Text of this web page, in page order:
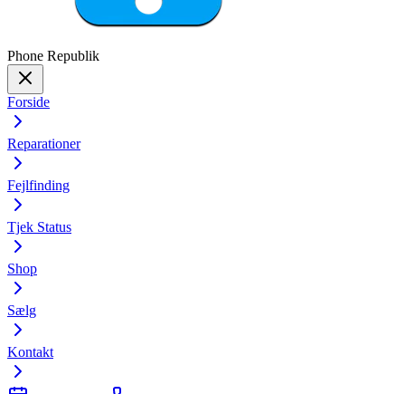
Phone Republik
Forside
Reparationer
Fejlfinding
Tjek Status
Shop
Sælg
Kontakt